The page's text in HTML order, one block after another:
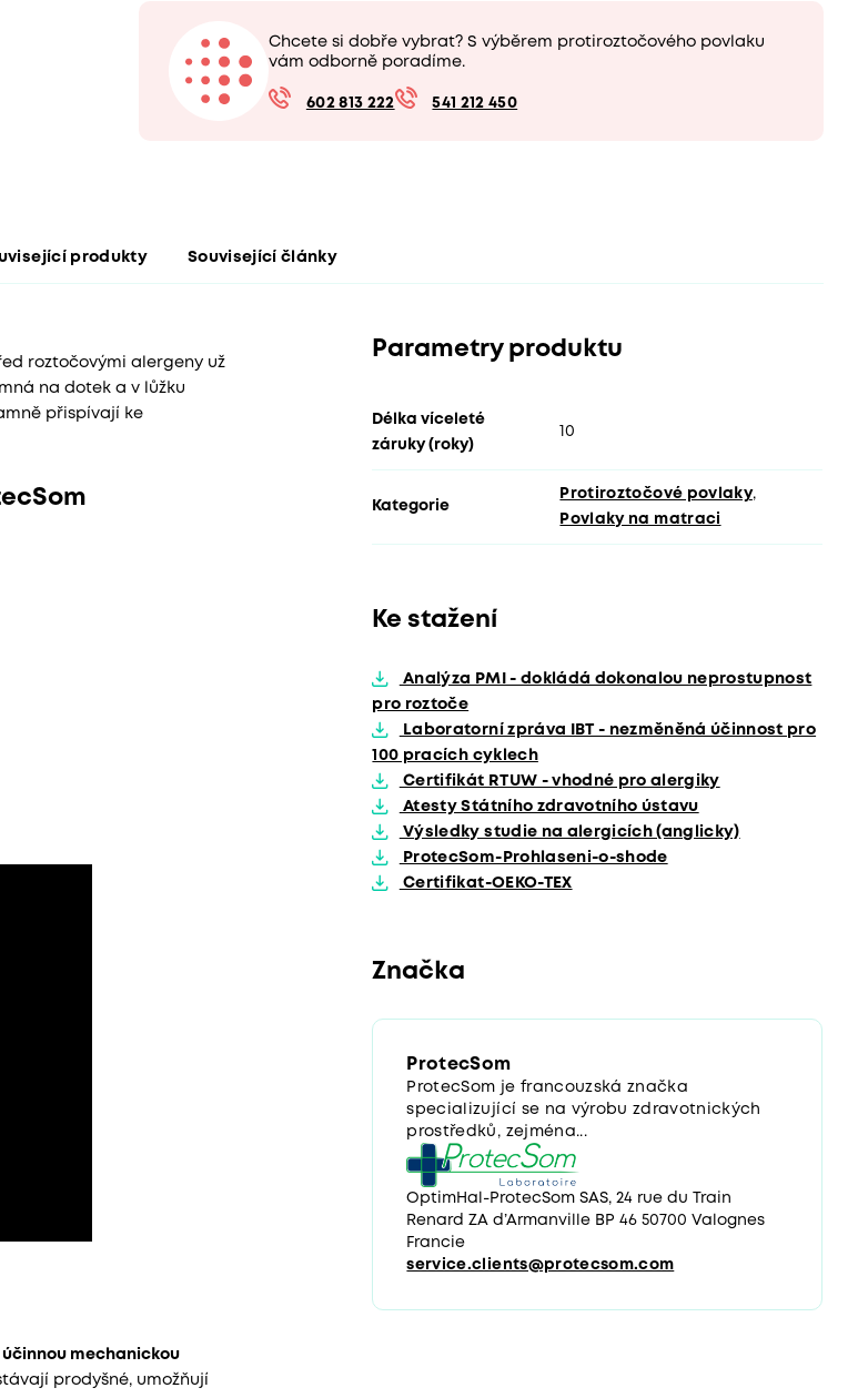
Chcete si dobře vybrat? S výběrem protiroztočového povlaku
vám odborně poradíme.
602 813 222 541 212 450
produkty Související články
roztočovými alergeny už
na dotek a v lůžku
přispívají ke
mechanickou
prodyšné, umožňují
Parametry produktu
Délka víceleté
záruky (roky)
10
Kategorie
Protiroztočové povlaky,
Povlaky na matraci
Ke stažení
Analýza PMI - dokládá dokonalou neprostupnost
pro roztoče
Laboratorní zpráva IBT - nezměněná účinnost pro
100 pracích cyklech
Certifikát RTUW - vhodné pro alergiky
Atesty Státního zdravotního ústavu
Výsledky studie na alergicích (anglicky)
ProtecSom-Prohlaseni-o-shode
Certifikat-OEKO-TEX
Značka
ProtecSom
ProtecSom je francouzská značka
specializující se na výrobu zdravotnických
prostředků, zejména...
OptimHal-ProtecSom SAS, 24 rue du Train
Renard ZA d’Armanville BP 46 50700 Valognes
Francie
service.clients@protecsom.com